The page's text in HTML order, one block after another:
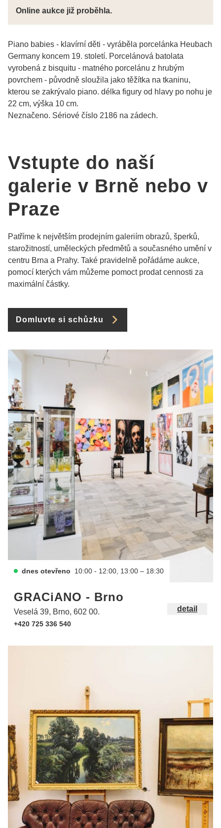
Online aukce již proběhla.
Piano babies - klavírní děti - vyráběla porcelánka Heubach
Germany koncem 19. století. Porcelánová batolata
vyrobená z bisquitu - matného porcelánu z hrubým
povrchem - původně sloužila jako těžítka na tkaninu,
kterou se zakrývalo piano. délka figury od hlavy po nohu je
22 cm, výška 10 cm.
Neznačeno. Sériové číslo 2186 na zádech.
Vstupte do naší
galerie v Brně nebo v
Praze
Patříme k největším prodejním galeriím obrazů, šperků,
starožitností, uměleckých předmětů a současného umění v
centru Brna a Prahy. Také pravidelně pořádáme aukce,
pomocí kterých vám můžeme pomoct prodat cennosti za
maximální částky.
Domluvte si schůzku
dnes otevřeno 10:00 - 12:00, 13:00 – 18:30
GRACiANO - Brno
Veselá 39, Brno, 602 00.
+420 725 336 540
detail